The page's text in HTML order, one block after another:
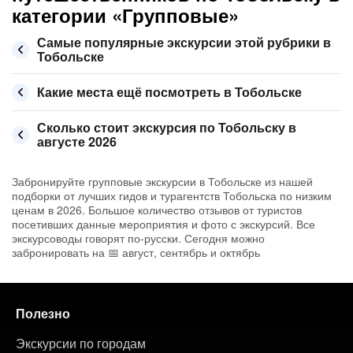
категории «Групповые»
Самые популярные экскурсии этой рубрики в
Тобольске
Какие места ещё посмотреть в Тобольске
Сколько стоит экскурсия по Тобольску в
августе 2026
Забронируйте групповые экскурсии в Тобольске из нашей
подборки от лучших гидов и турагентств Тобольска по низким
ценам в 2026. Большое количество отзывов от туристов
посетивших данные мероприятия и фото с экскурсий. Все
экскурсоводы говорят по-русски. Сегодня можно
забронировать на 📅 август, сентябрь и октябрь
Полезно
Экскурсии по городам